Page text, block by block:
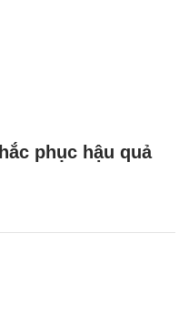
phục hậu quả